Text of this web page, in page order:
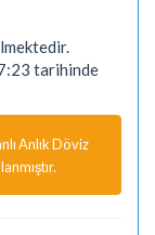
tarihinde
Anlık Döviz